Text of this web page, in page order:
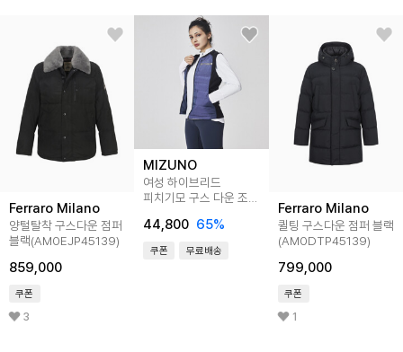
Ferraro Milano
양털탈착 구스다운 점퍼
블랙(AM0EJP45139)
859,000
쿠폰
3
MIZUNO
여성 하이브리드
피치기모 구스 다운 조끼
44,800 65%
쿠폰 무료배송
Ferraro Milano
퀼팅 구스다운 점퍼 블랙
(AM0DTP45139)
799,000
쿠폰
1